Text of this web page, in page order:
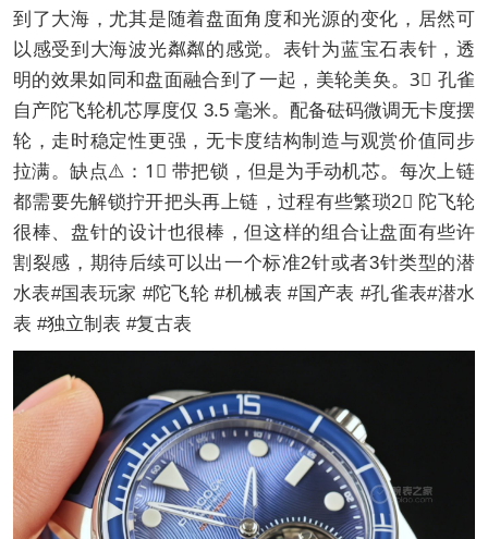
到了大海，尤其是随着盘面角度和光源的变化，居然可
以感受到大海波光粼粼的感觉。表针为蓝宝石表针，透
明的效果如同和盘面融合到了一起，美轮美奂。3⃣️ 孔雀
自产陀飞轮机芯厚度仅 3.5 毫米。配备砝码微调无卡度摆
轮，走时稳定性更强，无卡度结构制造与观赏价值同步
拉满。缺点⚠️：1⃣️ 带把锁，但是为手动机芯。每次上链
都需要先解锁拧开把头再上链，过程有些繁琐2⃣️ 陀飞轮
很棒、盘针的设计也很棒，但这样的组合让盘面有些许
割裂感，期待后续可以出一个标准2针或者3针类型的潜
水表#国表玩家 #陀飞轮 #机械表 #国产表 #孔雀表#潜水
表 #独立制表 #复古表